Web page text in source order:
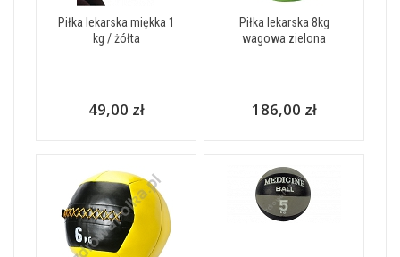
Piłka lekarska miękka 1
kg / żółta
49,00 zł
Piłka lekarska 8kg
wagowa zielona
186,00 zł